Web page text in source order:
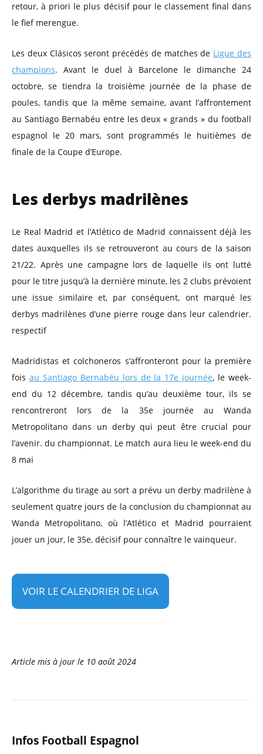
retour, à priori le plus décisif pour le classement final dans
le fief merengue.
Les deux Clásicos seront précédés de matches de Ligue des
champions. Avant le duel à Barcelone le dimanche 24
octobre, se tiendra la troisième journée de la phase de
poules, tandis que la même semaine, avant l’affrontement
au Santiago Bernabéu entre les deux « grands » du football
espagnol le 20 mars, sont programmés le huitièmes de
finale de la Coupe d’Europe.
Les derbys madrilènes
Le Real Madrid et l’Atlético de Madrid connaissent déjà les
dates auxquelles ils se retrouveront au cours de la saison
21/22. Après une campagne lors de laquelle ils ont lutté
pour le titre jusqu’à la dernière minute, les 2 clubs prévoient
une issue similaire et, par conséquent, ont marqué les
derbys madrilènes d’une pierre rouge dans leur calendrier.
respectif
Madridistas et colchoneros s’affronteront pour la première
fois au Santiago Bernabéu lors de la 17e journée, le week-
end du 12 décembre, tandis qu’au deuxième tour, ils se
rencontreront lors de la 35e journée au Wanda
Metropolitano dans un derby qui peut être crucial pour
l’avenir. du championnat. Le match aura lieu le week-end du
8 mai
L’algorithme du tirage au sort a prévu un derby madrilène à
seulement quatre jours de la conclusion du championnat au
Wanda Metropolitano, où l’Atlético et Madrid pourraient
jouer un jour, le 35e, décisif pour connaître le vainqueur.
VOIR LE CALENDRIER DE LIGA
Article mis à jour le 10 août 2024
Infos Football Espagnol